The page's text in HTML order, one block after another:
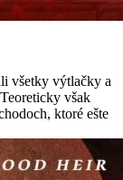
všetky výtlačky a
však
ktoré ešte